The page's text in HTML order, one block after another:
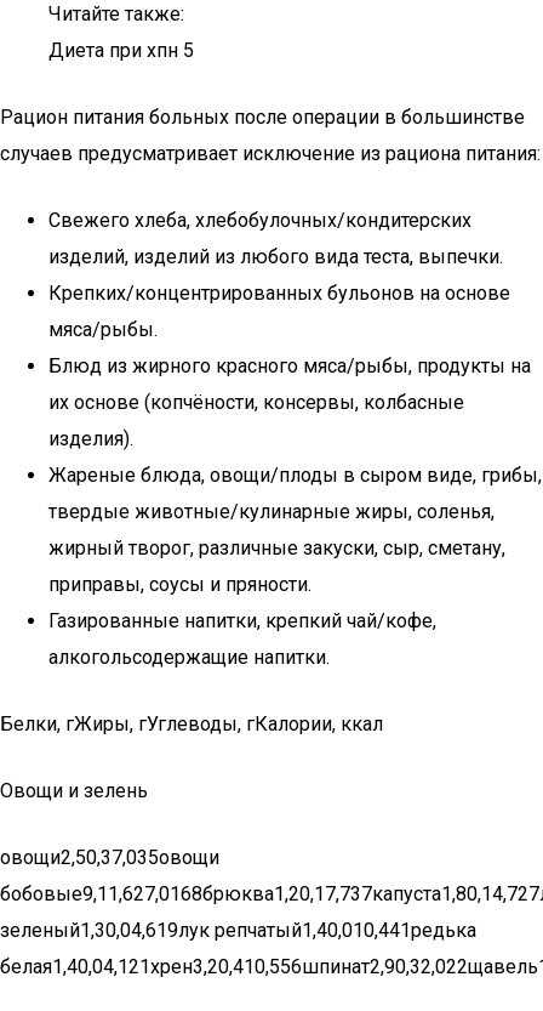
Читайте также:
Диета при хпн 5
Рацион питания больных после операции в большинстве
случаев предусматривает исключение из рациона питания:
Свежего хлеба, хлебобулочных/кондитерских
изделий, изделий из любого вида теста, выпечки.
Крепких/концентрированных бульонов на основе
мяса/рыбы.
Блюд из жирного красного мяса/рыбы, продукты на
их основе (копчёности, консервы, колбасные
изделия).
Жареные блюда, овощи/плоды в сыром виде, грибы,
твердые животные/кулинарные жиры, соленья,
жирный творог, различные закуски, сыр, сметану,
приправы, соусы и пряности.
Газированные напитки, крепкий чай/кофе,
алкогольсодержащие напитки.
Белки, гЖиры, гУглеводы, гКалории, ккал
Овощи и зелень
овощи2,50,37,035овощи
зеленый1,30,04,619лук репчатый1,40,010,441редька